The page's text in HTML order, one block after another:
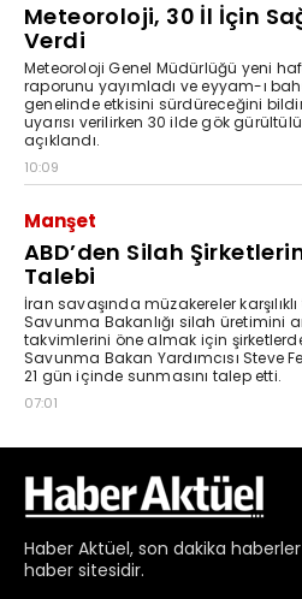
Haber Aktüel, son dakika haberler
haber sitesidir.